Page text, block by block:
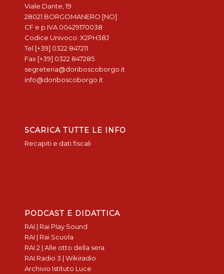
Viale Dante, 19
28021 BORGOMANERO [NO]
CF e p.IVA 00429170038
Codice Univoco: X2PH38J
Tel [+39] 0322 847211
Fax [+39] 0322 847285
segreteria@donboscoborgo.it
info@donboscoborgo.it
SCARICA TUTTE LE INFO
Recapiti e dati fiscali
PODCAST E DIDATTICA
RAI | Rai Play Sound
RAI | Rai Scuola
RAI 2 | Alle otto della sera
RAI Radio 3 | Wikiradio
Archivio Istituto Luce